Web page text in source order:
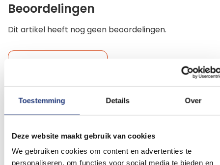
Toestemming Details Over
Deze website maakt gebruik van cookies
We gebruiken cookies om content en advertenties te
personaliseren, om functies voor social media te bieden en
Beoordelingen
Dit artikel heeft nog geen beoordelingen.
Gerelateerde producten
toe
aan
toe
aan